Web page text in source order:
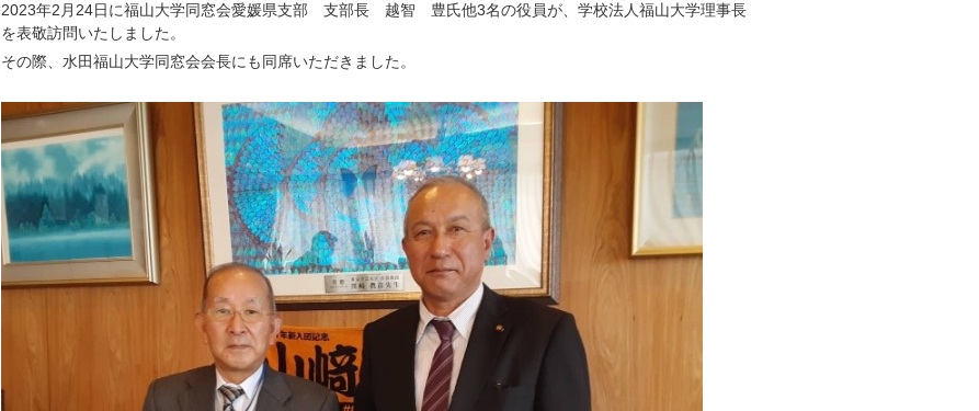
2023年2月24日に福山大学同窓会愛媛県支部 支部長 越智 豊氏他3名の役員が、学校法人福山大学理事長
を表敬訪問いたしました。
その際、水田福山大学同窓会会長にも同席いただきました。